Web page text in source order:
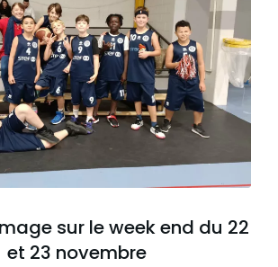
sur le week end du 22
et 23 novembre